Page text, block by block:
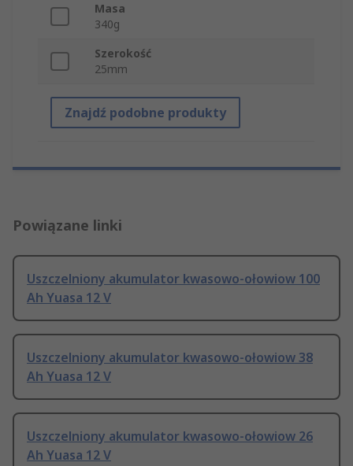
Masa
340g
Szerokość
25mm
Znajdź podobne produkty
Powiązane linki
Uszczelniony akumulator kwasowo-ołowiow 100
Ah Yuasa 12 V
Uszczelniony akumulator kwasowo-ołowiow 38
Ah Yuasa 12 V
Uszczelniony akumulator kwasowo-ołowiow 26
Ah Yuasa 12 V